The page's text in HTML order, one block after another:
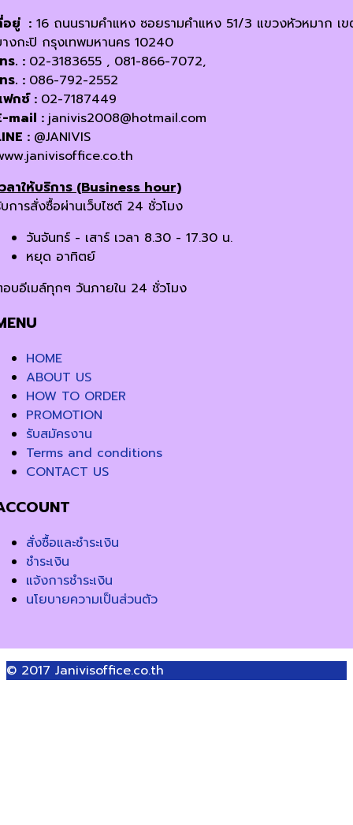
อยู่ : 16 ถนนรามคำแหง ซอยรามคำแหง 51/3 แขวงหัวหมาก เ
งกะปิ กรุงเทพมหานคร 10240
ร. : 02-3183655 , 081-866-7072,
ร. : 086-792-2552
กซ์ : 02-7187449
mail : janivis2008@hotmail.com
: @JANIVIS
ลาให้บริการ (Business hour)
การสั่งซื้อผ่านเว็บไซต์ 24 ชั่วโมง
วันจันทร์ - เสาร์ เวลา 8.30 - 17.30 น.
หยุด อาทิตย์
บอีเมล์ทุกๆ วันภายใน 24 ชั่วโมง
HOME
ABOUT US
HOW TO ORDER
PROMOTION
รับสมัครงาน
Terms and conditions
CONTACT US
สั่งซื้อและชำระเงิน
ชำระเงิน
แจ้งการชำระเงิน
นโยบายความเป็นส่วนตัว
© 2017 Janivisoffice.co.th